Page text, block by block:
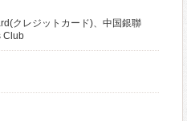
クレジットカード)、中国銀聯
Club